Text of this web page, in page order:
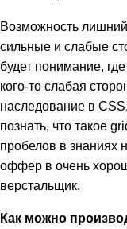
Возможность
сильные и слабые
будет понимание,
кого-то слабая
наследование в
познать, что такое
пробелов в знаниях
оффер в очень
верстальщик.
Как можно